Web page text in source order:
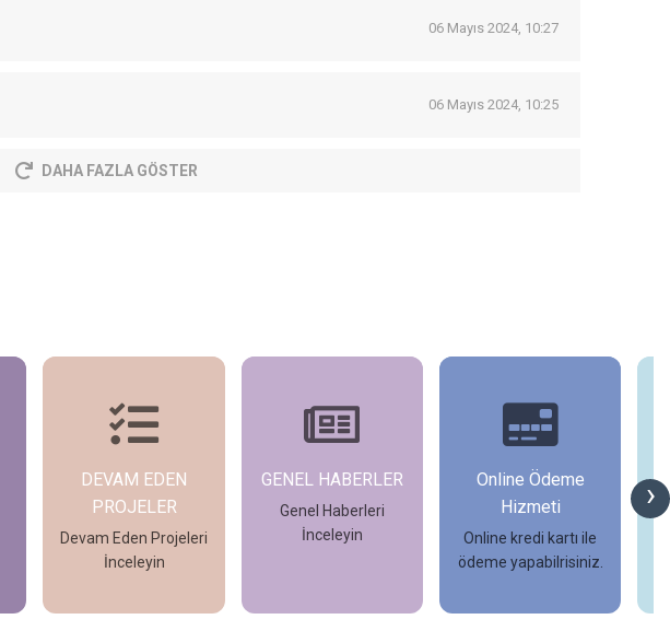
06 Mayıs 2024, 10:27
06 Mayıs 2024, 10:25
DAHA FAZLA GÖSTER
›
DEVAM EDEN
PROJELER
Devam Eden Projeleri
İnceleyin
İncele
GENEL HABERLER
Genel Haberleri
İnceleyin
Online Ödeme
Hizmeti
Online kredi kartı ile
ödeme yapabilrisiniz.
İncele